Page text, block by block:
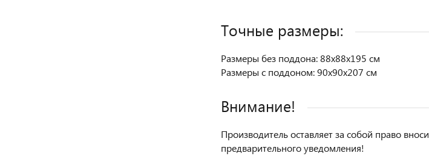
Точные размеры:
Размеры без поддона: 88х88х195 см
Размеры с поддоном: 90х90х207 см
Внимание!
Производитель оставляет за собой право
предварительного уведомления!